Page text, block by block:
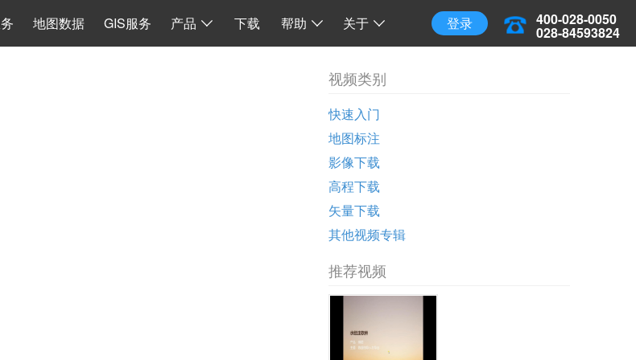
登录 400-028-0050
028-84593824
地图数据 GIS服务 产品 下载 帮助 关于
水经微图CAD 三维地球
二维系统 三维离线地球
离线 API 源码 开源 API 调用
视频类别
快速入门
地图标注
影像下载
高程下载
矢量下载
其他视频专辑
推荐视频